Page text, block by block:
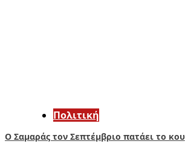
Πολιτική
Ο Σαμαράς τον Σεπτέμβριο πατάει το